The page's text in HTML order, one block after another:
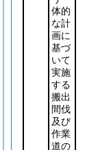
体的
な計
画に
基づ
いて
実施
する
搬出
間伐
及び
作業
道の